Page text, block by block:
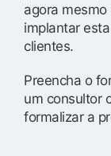
agora
implantar
clientes.
Preencha o
um consultor
formalizar a